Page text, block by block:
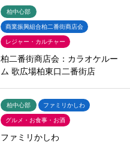
柏中心部
商業振興組合柏二番街商店会
レジャー・カルチャー
柏二番街商店会：カラオケルー
ム 歌広場柏東口二番街店
柏中心部 ファミリかしわ
グルメ・お食事・お酒
ファミリかしわ